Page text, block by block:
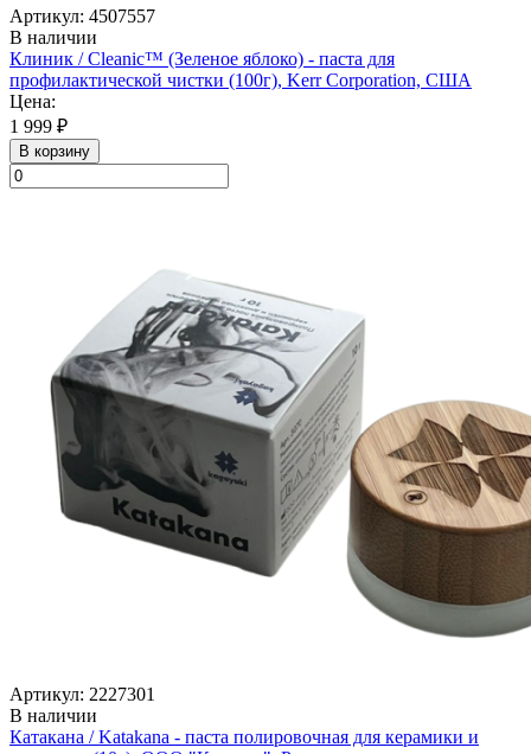
Артикул: 4507557
В наличии
Клиник / Cleanic™ (Зеленое яблоко) - паста для
профилактической чистки (100г), Kerr Corporation, США
Цена:
1 999 ₽
В корзину
Артикул: 2227301
В наличии
Катакана / Katakana - паста полировочная для керамики и